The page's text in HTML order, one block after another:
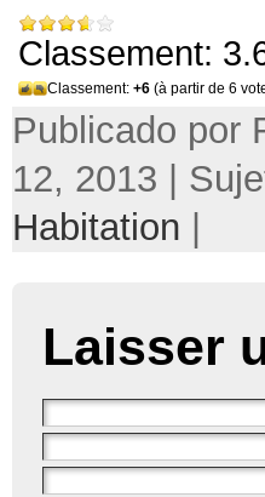
Classement:
Classement: +6 (à partir de 6
Publicado por
12, 2013 |
Habitation
Laisser